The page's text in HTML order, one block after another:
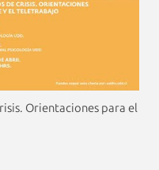
Orientaciones para el